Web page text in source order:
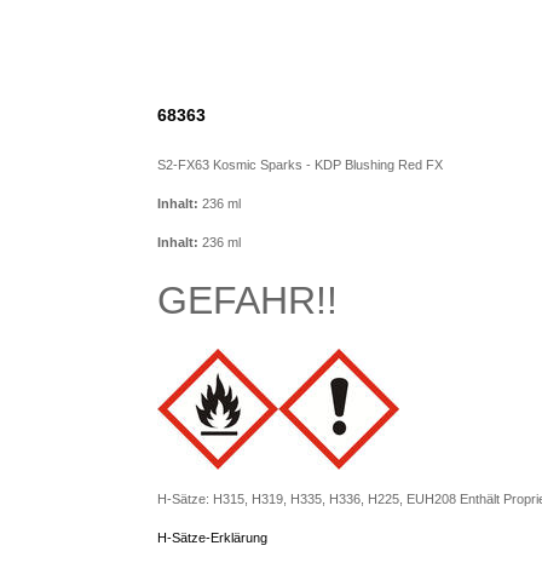
68363
S2-FX63 Kosmic Sparks - KDP Blushing Red FX
Inhalt: 236 ml
Inhalt: 236 ml
GEFAHR!!
H-Sätze: H315, H319, H335, H336, H225, EUH208 Enthält
H-Sätze-Erklärung